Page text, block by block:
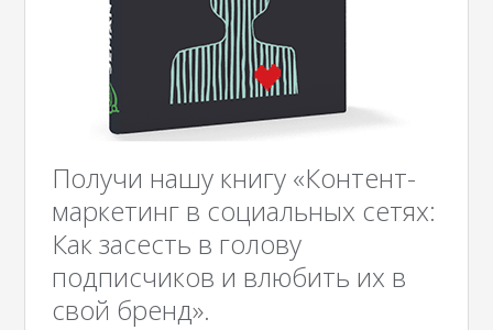
Получи нашу книгу «Контент-
маркетинг в социальных сетях:
Как засесть в голову
подписчиков и влюбить их в
свой бренд».